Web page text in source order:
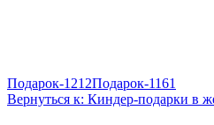
Подарок-1212Подарок-1161
Вернуться к: Киндер-подарки в